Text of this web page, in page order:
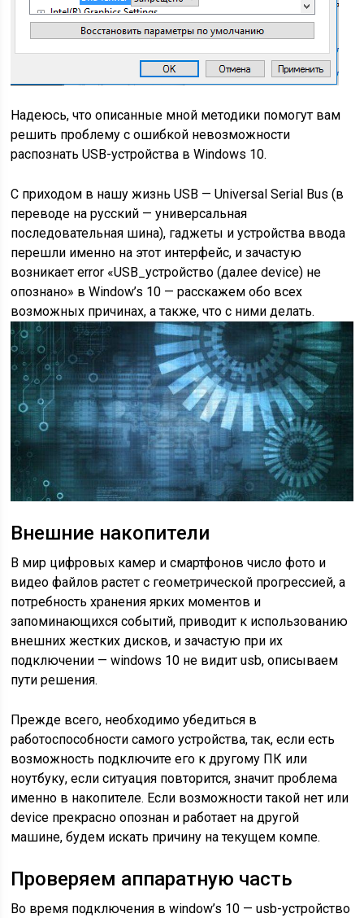
Надеюсь, что описанные мной методики помогут вам
решить проблему с ошибкой невозможности
распознать USB-устройства в Windows 10.
С приходом в нашу жизнь USB — Universal Serial Bus (в
переводе на русский — универсальная
последовательная шина), гаджеты и устройства ввода
перешли именно на этот интерфейс, и зачастую
возникает error «USB_устройство (далее device) не
опознано» в Window’s 10 — расскажем обо всех
возможных причинах, а также, что с ними делать.
Внешние накопители
В мир цифровых камер и смартфонов число фото и
видео файлов растет с геометрической прогрессией, а
потребность хранения ярких моментов и
запоминающихся событий, приводит к использованию
внешних жестких дисков, и зачастую при их
подключении — windows 10 не видит usb, описываем
пути решения.
Прежде всего, необходимо убедиться в
работоспособности самого устройства, так, если есть
возможность подключите его к другому ПК или
ноутбуку, если ситуация повторится, значит проблема
именно в накопителе. Если возможности такой нет или
device прекрасно опознан и работает на другой
машине, будем искать причину на текущем компе.
Проверяем аппаратную часть
Во время подключения в window’s 10 — usb-устройство